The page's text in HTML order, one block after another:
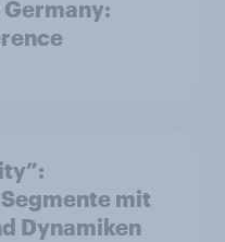
mit
Dynamiken